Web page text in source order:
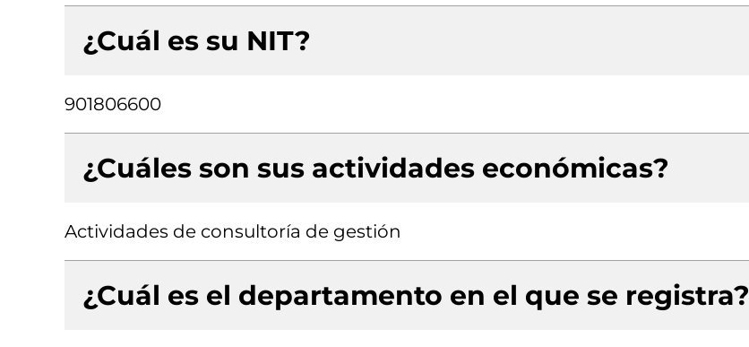
¿Cuál es su NIT?
901806600
¿Cuáles son sus actividades económicas?
Actividades de consultoría de gestión
¿Cuál es el departamento en el que se registra?